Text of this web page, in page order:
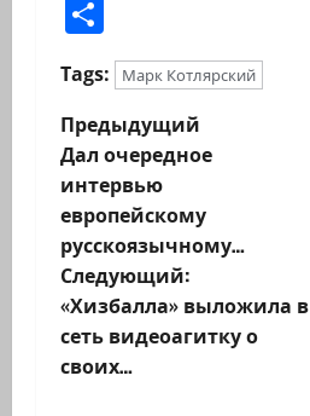
Tags: Марк Котлярский
Н
а
в
и
г
а
Предыдущий
Дал очередное
интервью
европейскому
русскоязычному…
Следующий:
«Хизбалла» выложила в
сеть видеоагитку о
своих…